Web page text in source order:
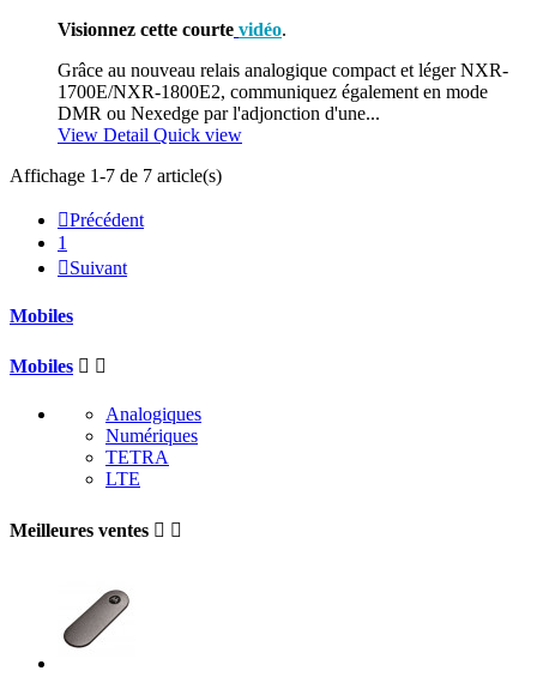
Visionnez cette courte vidéo.
Grâce au nouveau relais analogique compact et léger NXR-
1700E/NXR-1800E2, communiquez également en mode
DMR ou Nexedge par l'adjonction d'une...
View Detail Quick view
Affichage 1-7 de 7 article(s)
Précédent
1
Suivant
Mobiles
Mobiles  
Analogiques
Numériques
TETRA
LTE
Meilleures ventes  